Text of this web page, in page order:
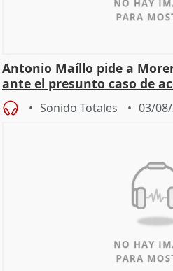
Antonio Maíllo pide a
ante el presunto caso de
Sonido Totales 03/